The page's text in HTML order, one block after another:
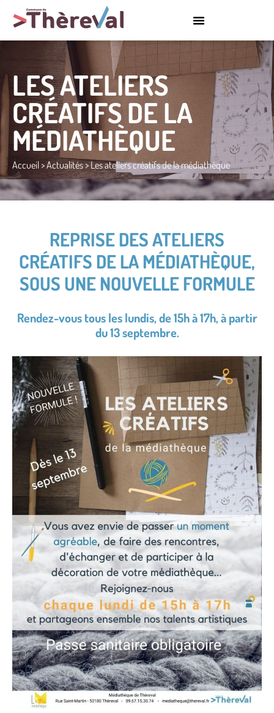
LES ATELIERS
CRÉATIFS DE LA
MÉDIATHÈQUE
Accueil>Actualités>Les ateliers créatifs de la médiathèque
REPRISE DES ATELIERS
CRÉATIFS DE LA MÉDIATHÈQUE,
SOUS UNE NOUVELLE FORMULE
Rendez-vous tous les lundis, de 15h à 17h, à partir
du 13 septembre.